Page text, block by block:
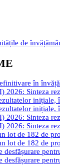
de
în
2026: Sinteza
2026: Sinteza
2026: Sinteza
lot de 182 de
lot de 182 de
desfășurare
desfășurare